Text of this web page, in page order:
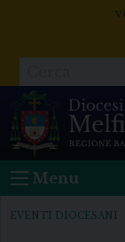
Menu
EVENTI DIOCESANI